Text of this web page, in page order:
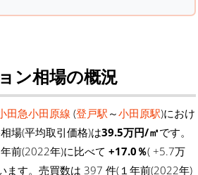
ン相場の概況
田急小田原線 (登戸駅 ～小田原駅)におけ
場(平均取引価格)は39.5万円/㎡です。
前(2022年)に比べて +17.0％( +5.7万
ます。売買数は 397 件(１年前(2022年)